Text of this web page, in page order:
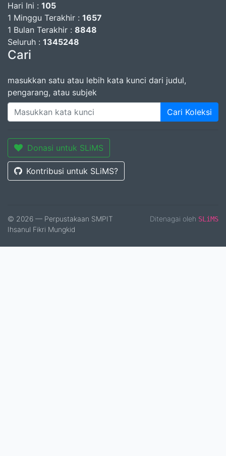
Hari Ini : 105
1 Minggu Terakhir : 1657
1 Bulan Terakhir : 8848
Seluruh : 1345248
Cari
masukkan satu atau lebih kata kunci dari judul,
pengarang, atau subjek
Cari Koleksi
Donasi untuk SLiMS
Kontribusi untuk SLiMS?
© 2026 — Perpustakaan SMPIT
Ihsanul Fikri Mungkid
Ditenagai oleh SLiMS